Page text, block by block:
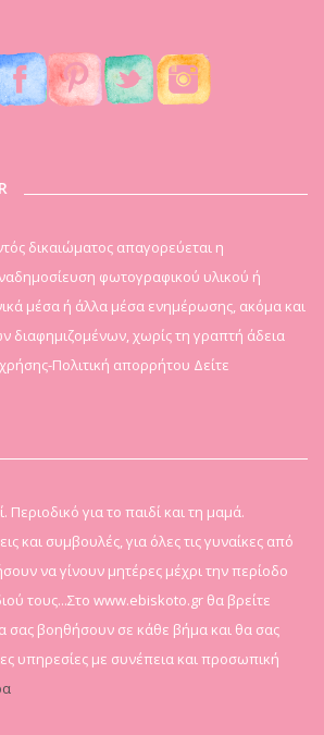
δικαιώματος απαγορεύεται η
φωτογραφικού υλικού ή
μέσα ή άλλα μέσα ενημέρωσης, ακόμα και
διαφημιζομένων, χωρίς τη γραπτή άδεια
Πολιτική απορρήτου Δείτε
Περιοδικό για το παιδί και τη μαμά.
και συμβουλές, για όλες τις γυναίκες από
να γίνουν μητέρες μέχρι την περίοδο
τους...Στο www.ebiskoto.gr θα βρείτε
σας βοηθήσουν σε κάθε βήμα και θα σας
υπηρεσίες με συνέπεια και προσωπική